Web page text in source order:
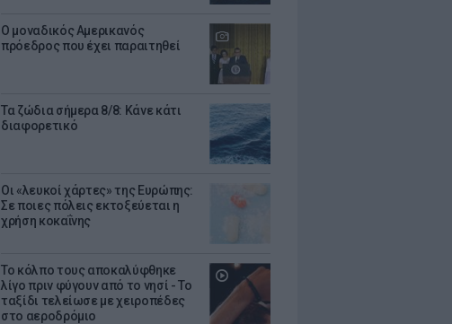
Ο μοναδικός Αμερικανός
πρόεδρος που έχει παραιτηθεί
Τα ζώδια σήμερα 8/8: Κάνε κάτι
διαφορετικό
Οι «λευκοί χάρτες» της Ευρώπης:
Σε ποιες πόλεις εκτοξεύεται η
χρήση κοκαΐνης
Το κόλπο τους αποκαλύφθηκε
λίγο πριν φύγουν από το νησί - Το
ταξίδι τελείωσε με χειροπέδες
στο αεροδρόμιο